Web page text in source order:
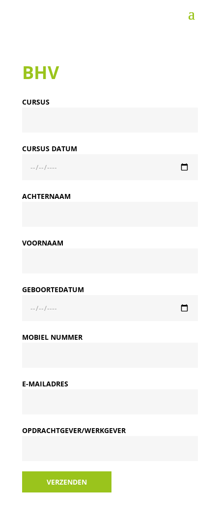
BHV
CURSUS
CURSUS DATUM
ACHTERNAAM
VOORNAAM
GEBOORTEDATUM
MOBIEL NUMMER
E-MAILADRES
OPDRACHTGEVER/WERKGEVER
VERZENDEN